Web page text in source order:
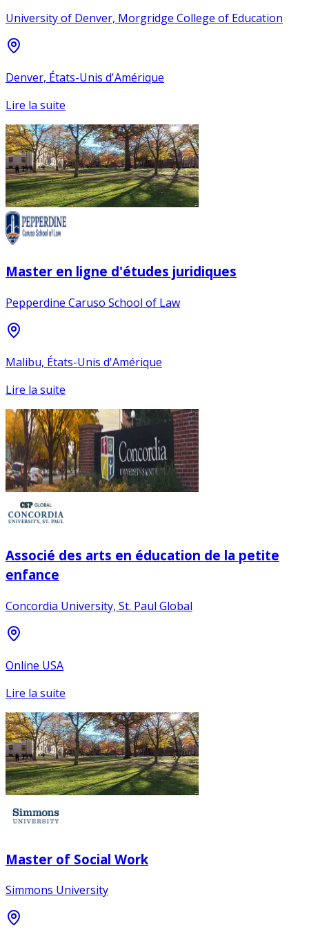
University of Denver, Morgridge College of Education
Denver, États-Unis d'Amérique
Lire la suite
Master en ligne d'études juridiques
Pepperdine Caruso School of Law
Malibu, États-Unis d'Amérique
Lire la suite
Associé des arts en éducation de la petite
enfance
Concordia University, St. Paul Global
Online USA
Lire la suite
Master of Social Work
Simmons University